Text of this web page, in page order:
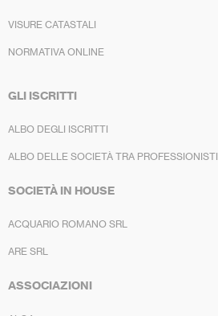
VISURE CATASTALI
NORMATIVA ONLINE
GLI ISCRITTI
ALBO DEGLI ISCRITTI
ALBO DELLE SOCIETÀ TRA PROFESSIONISTI
SOCIETÀ IN HOUSE
ACQUARIO ROMANO SRL
ARE SRL
ASSOCIAZIONI